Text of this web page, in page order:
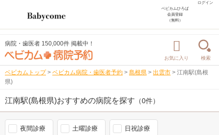
ログイン
ベビカムひろば
会員登録
（無料）
病院・歯医者 150,000件 掲載中！
お気に入り 検索
ベビカムトップ > ベビカム病院・歯医者予約 > 島根県 > 出雲市 > 江南駅(島根
県)
江南駅(島根県)おすすめの病院を探す （0件）
夜間診療 土曜診療 日祝診療